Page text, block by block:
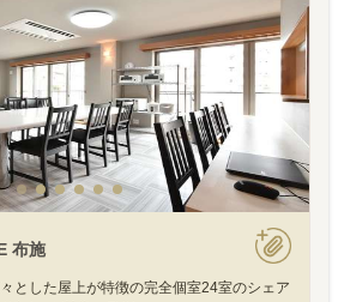
布施
とした屋上が特徴の完全個室24室のシェア